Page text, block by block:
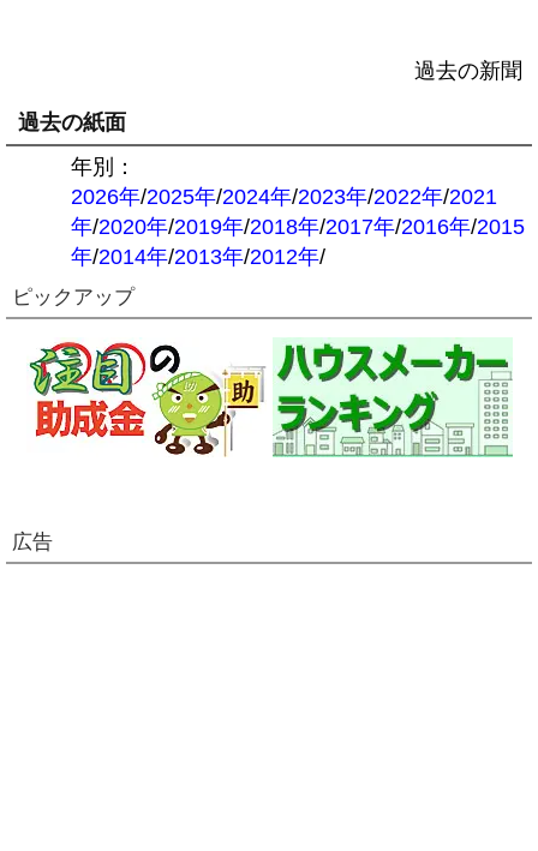
過去の新聞
過去の紙面
年別：
2026年/2025年/2024年/2023年/2022年/2021
年/2020年/2019年/2018年/2017年/2016年/2015
年/2014年/2013年/2012年/
ピックアップ
広告